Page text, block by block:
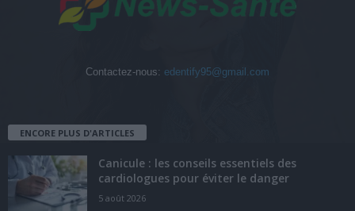
Contactez-nous: edentify95@gmail.com
ENCORE PLUS D'ARTICLES
Canicule : les conseils essentiels des
cardiologues pour éviter le danger
5 août 2026